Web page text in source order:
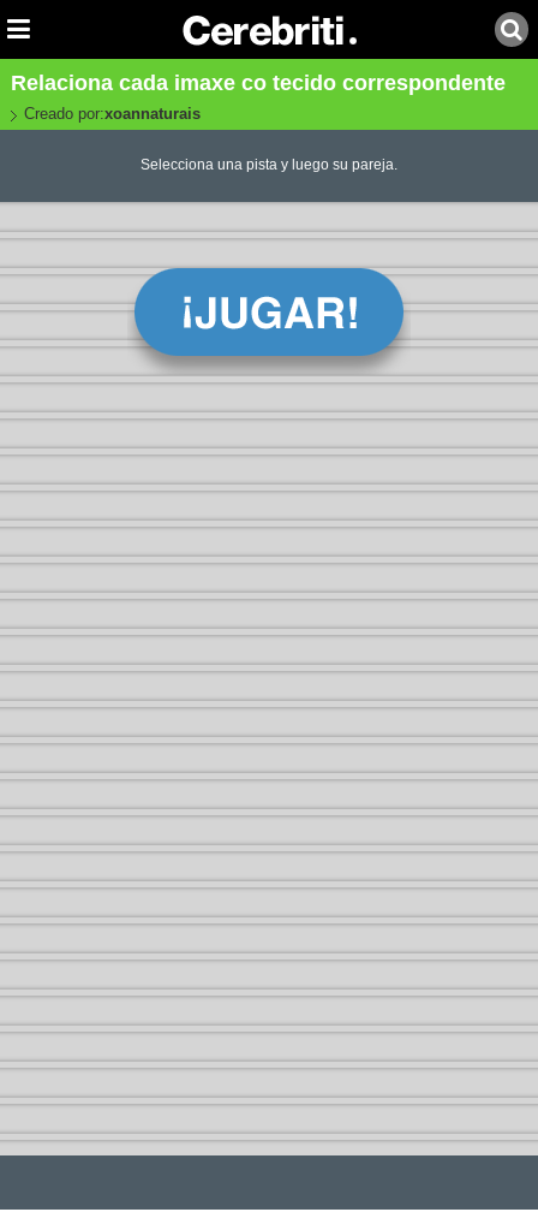
Relaciona cada imaxe co tecido correspondente
Creado por:xoannaturais
Selecciona una pista y luego su pareja.